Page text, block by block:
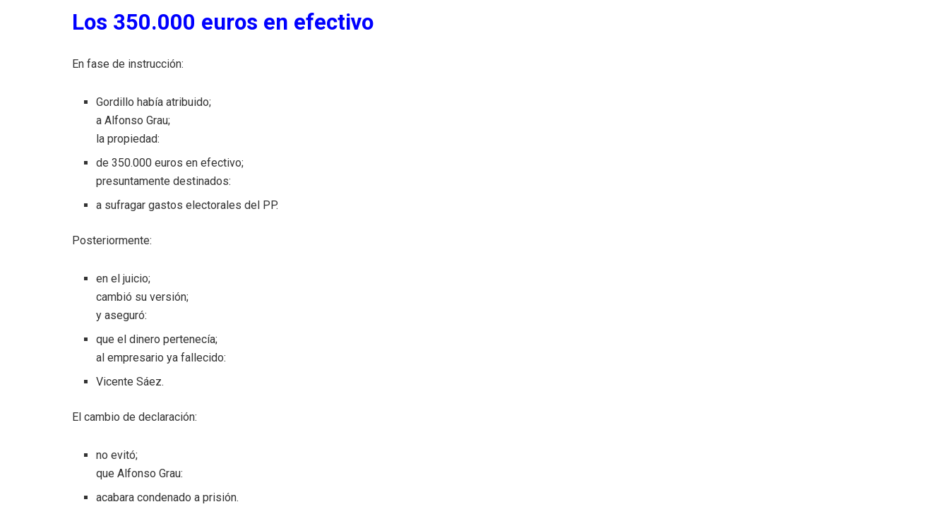
Los 350.000 euros en efectivo
En fase de instrucción:
Gordillo había atribuido;
a Alfonso Grau;
la propiedad:
de 350.000 euros en efectivo;
presuntamente destinados:
a sufragar gastos electorales del PP.
Posteriormente:
en el juicio;
cambió su versión;
y aseguró:
que el dinero pertenecía;
al empresario ya fallecido:
Vicente Sáez.
El cambio de declaración:
no evitó;
que Alfonso Grau:
acabara condenado a prisión.